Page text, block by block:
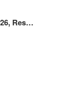
Res…